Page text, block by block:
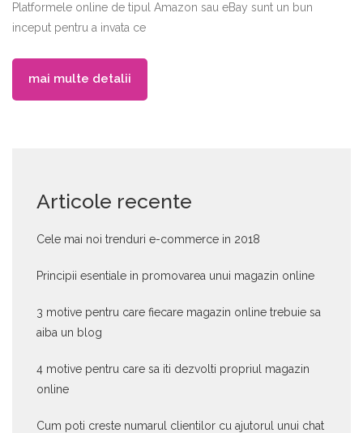
Platformele online de tipul Amazon sau eBay sunt un bun
inceput pentru a invata ce
mai multe detalii
Articole recente
Cele mai noi trenduri e-commerce in 2018
Principii esentiale in promovarea unui magazin online
3 motive pentru care fiecare magazin online trebuie sa
aiba un blog
4 motive pentru care sa iti dezvolti propriul magazin
online
Cum poti creste numarul clientilor cu ajutorul unui chat